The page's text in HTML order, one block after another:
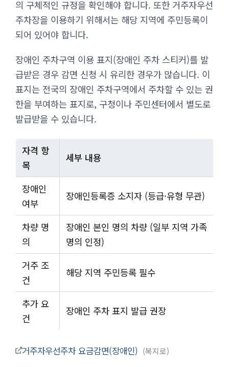
의 구체적인 규정을 확인해야 합니다. 또한 거주자우선
주차장을 이용하기 위해서는 해당 지역에 주민등록이
되어 있어야 합니다.
장애인 주차구역 이용 표지(장애인 주차 스티커)를 발
급받은 경우 감면 신청 시 유리한 경우가 많습니다. 이
표지는 전국의 장애인 주차구역에서 주차할 수 있는 권
한을 부여하는 표지로, 구청이나 주민센터에서 별도로
발급받을 수 있습니다.
자격 항
목
세부 내용
장애인
여부
장애인등록증 소지자 (등급·유형 무관)
차량 명
의
장애인 본인 명의 차량 (일부 지역 가족
명의 인정)
거주 조
건
해당 지역 주민등록 필수
추가 요
건
장애인 주차 표지 발급 권장
거주자우선주차 요금감면(장애인) 복지로